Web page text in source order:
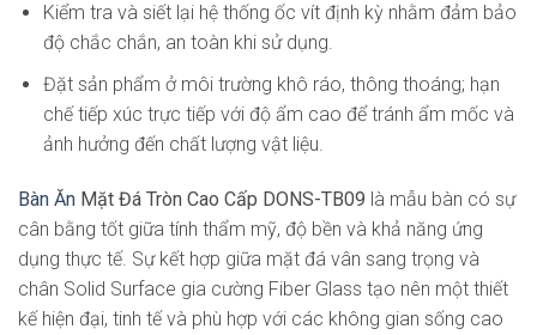
Kiểm tra và siết lại hệ thống ốc vít định kỳ nhằm đảm bảo
độ chắc chắn, an toàn khi sử dụng.
Đặt sản phẩm ở môi trường khô ráo, thông thoáng; hạn
chế tiếp xúc trực tiếp với độ ẩm cao để tránh ẩm mốc và
ảnh hưởng đến chất lượng vật liệu.
Bàn Ăn Mặt Đá Tròn Cao Cấp DONS-TB09 là mẫu bàn có sự
cân bằng tốt giữa tính thẩm mỹ, độ bền và khả năng ứng
dụng thực tế. Sự kết hợp giữa mặt đá vân sang trọng và
chân Solid Surface gia cường Fiber Glass tạo nên một thiết
kế hiện đại, tinh tế và phù hợp với các không gian sống cao